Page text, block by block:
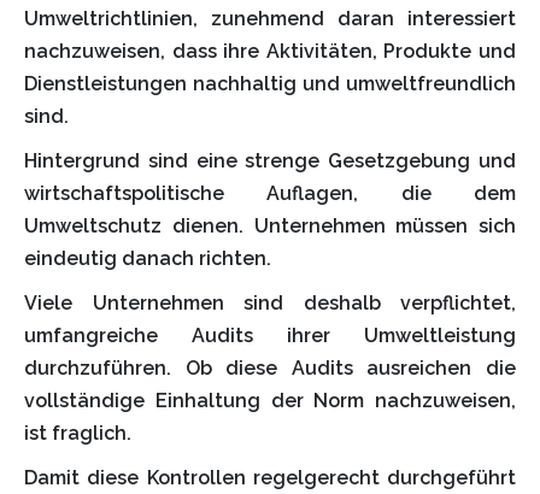
Umweltrichtlinien, zunehmend daran interessiert
nachzuweisen, dass ihre Aktivitäten, Produkte und
Dienstleistungen nachhaltig und umweltfreundlich
sind.
Hintergrund sind eine strenge Gesetzgebung und
wirtschaftspolitische Auflagen, die dem
Umweltschutz dienen. Unternehmen müssen sich
eindeutig danach richten.
Viele Unternehmen sind deshalb verpflichtet,
umfangreiche Audits ihrer Umweltleistung
durchzuführen. Ob diese Audits ausreichen die
vollständige Einhaltung der Norm nachzuweisen,
ist fraglich.
Damit diese Kontrollen regelgerecht durchgeführt